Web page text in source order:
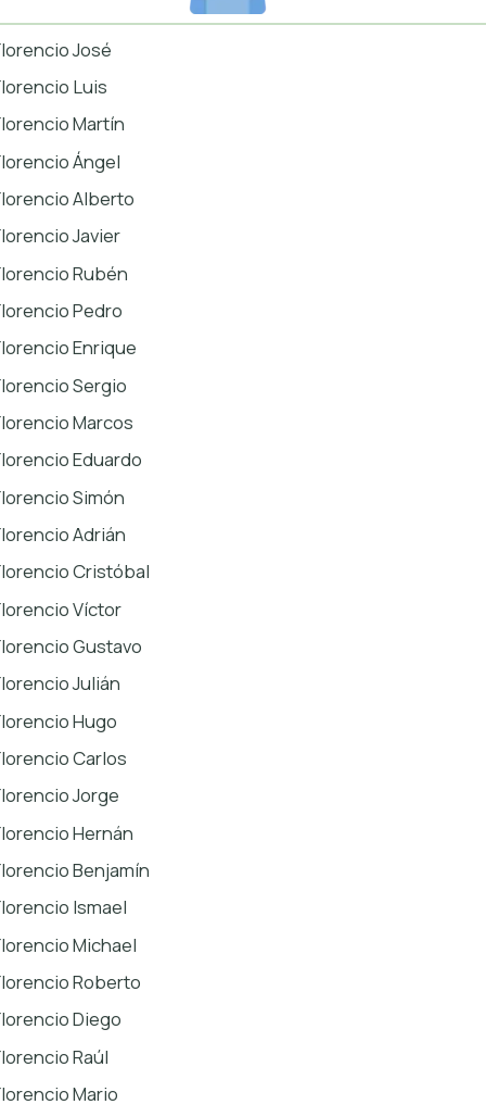
José
Luis
Martín
Ángel
Alberto
Javier
Rubén
Pedro
Enrique
Sergio
Marcos
Eduardo
Simón
Adrián
Cristóbal
Víctor
Gustavo
Julián
Hugo
Carlos
Jorge
Hernán
Benjamín
Ismael
Michael
Roberto
Diego
Raúl
Mario